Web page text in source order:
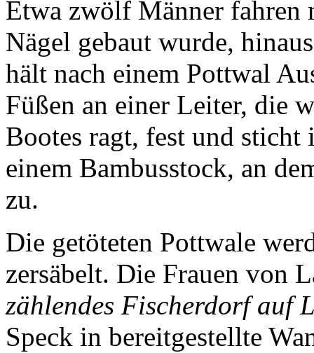
Etwa zwölf Männer fahren
Nägel gebaut wurde,
hält nach einem Pottwal
Füßen an einer Leiter, die
Bootes ragt, fest und
einem Bambusstock, an
zu.
Die getöteten Pottwale
zersäbelt. Die Frauen von
zählendes Fischerdorf auf
Speck in bereitgestellte